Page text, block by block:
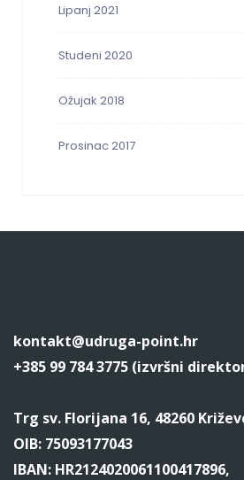
Lipanj 2021
Studeni 2020
Ožujak 2018
Prosinac 2017
kontakt@udruga-point.hr
+385 99 784 3775 (izvršni
Trg sv. Florijana 16, 48260
OIB: 75093177043
IBAN: HR2124020061100417896,